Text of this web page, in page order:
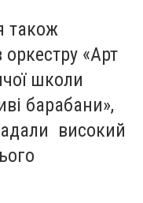
також
«Арт
школи
барабани»,
високий